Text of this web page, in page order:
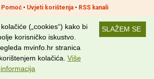
Pomoć• Uvjeti korištenja• RSS kanali
Potraži nas na: SLAŽEM SE
(„cookies“) kako bi
korisničko iskustvo.
mvinfo.hr stranica
kolačića. Više
informacija